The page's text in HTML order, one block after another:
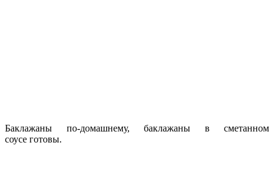
Баклажаны по-домашнему, баклажаны в сметанном
соусе готовы.